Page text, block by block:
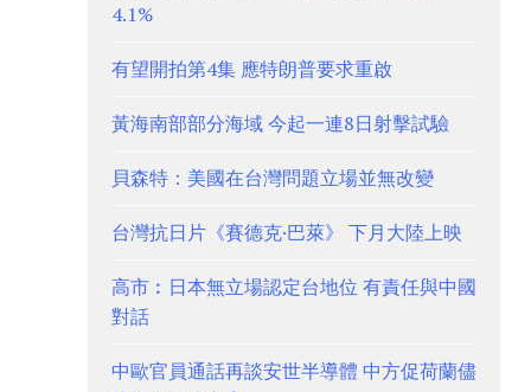
4.1%
有望開拍第4集 應特朗普要求重啟
黃海南部部分海域 今起一連8日射擊試驗
貝森特：美國在台灣問題立場並無改變
台灣抗日片《賽德克·巴萊》 下月大陸上映
高市︰日本無立場認定台地位 有責任與中國
對話
中歐官員通話再談安世半導體 中方促荷蘭儘